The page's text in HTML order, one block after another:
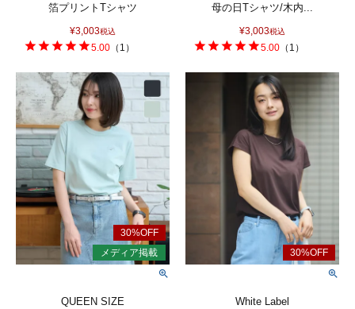
箔プリントTシャツ
¥3,003税込
5.00 （ 1 ）
母の日Tシャツ/木内...
¥3,003税込
5.00 （ 1 ）
QUEEN SIZE
White Label